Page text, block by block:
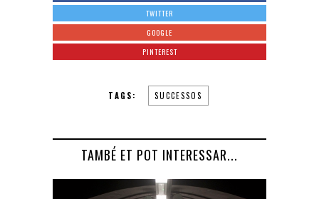
TWITTER
GOOGLE
PINTEREST
TAGS: SUCCESSOS
TAMBÉ ET POT INTERESSAR...